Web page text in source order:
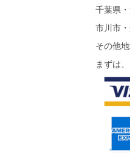
千葉県
市川市
その他
まずは